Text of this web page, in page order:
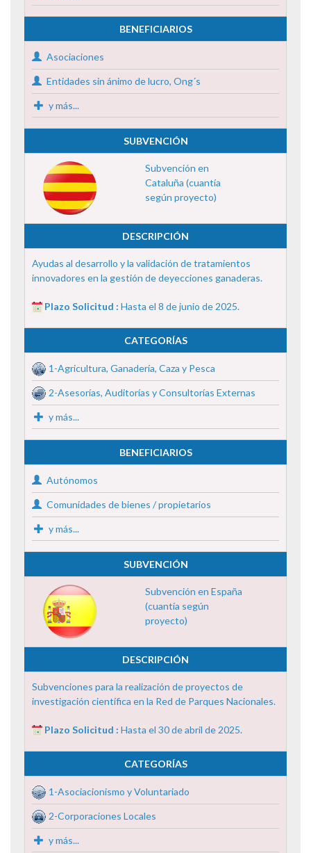
BENEFICIARIOS
Asociaciones
Entidades sin ánimo de lucro, Ong´s
y más...
SUBVENCIÓN
Subvención en
Cataluña (cuantía
según proyecto)
DESCRIPCIÓN
Ayudas al desarrollo y la validación de tratamientos
innovadores en la gestión de deyecciones ganaderas.
Plazo Solicitud : Hasta el 8 de junio de 2025.
CATEGORÍAS
1-Agricultura, Ganadería, Caza y Pesca
2-Asesorías, Auditorías y Consultorías Externas
y más...
BENEFICIARIOS
Autónomos
Comunidades de bienes / propietarios
y más...
SUBVENCIÓN
Subvención en España
(cuantía según
proyecto)
DESCRIPCIÓN
Subvenciones para la realización de proyectos de
investigación científica en la Red de Parques Nacionales.
Plazo Solicitud : Hasta el 30 de abril de 2025.
CATEGORÍAS
1-Asociacionismo y Voluntariado
2-Corporaciones Locales
y más...